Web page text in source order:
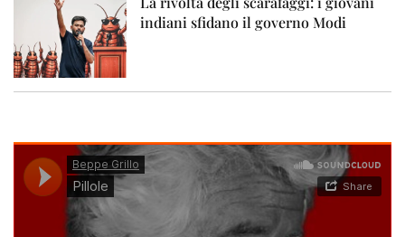
indiani sfidano il governo Modi